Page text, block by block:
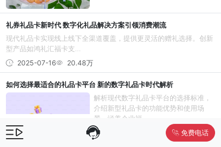
礼券礼品卡新时代 数字化礼品解决方案引领消费潮流
现代礼品卡实现线上线下全渠道覆盖，提供更灵活的赠礼选择。创新
型产品如鸿礼汇福卡支...
2025-07-16
20.48万
如何选择最适合的礼品卡平台 新的数字礼品卡时代解析
解析现代数字礼品卡平台的选择标准，
介绍新型礼品卡的功能优势和使用场
景，涵盖企业福...
22.48万 免费电话